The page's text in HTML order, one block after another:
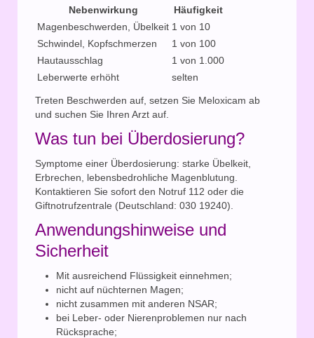
Nebenwirkung
Häufigkeit
Magenbeschwerden, Übelkeit 1 von 10
Schwindel, Kopfschmerzen
1 von 100
Hautausschlag
1 von 1.000
Leberwerte erhöht
selten
Treten Beschwerden auf, setzen Sie Meloxicam ab
und suchen Sie Ihren Arzt auf.
Was tun bei Überdosierung?
Symptome einer Überdosierung: starke Übelkeit,
Erbrechen, lebensbedrohliche Magenblutung.
Kontaktieren Sie sofort den Notruf 112 oder die
Giftnotrufzentrale (Deutschland: 030 19240).
Anwendungshinweise und
Sicherheit
Mit ausreichend Flüssigkeit einnehmen;
nicht auf nüchternen Magen;
nicht zusammen mit anderen NSAR;
bei Leber- oder Nierenproblemen nur nach
Rücksprache;